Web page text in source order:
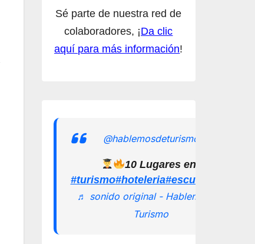
Sé parte de nuestra red de
colaboradores, ¡Da clic
aquí para más información!
@hablemosdeturismomx
10 Lugares en los que
#turismo#hoteleria
♬ sonido original - Hablemos de
Turismo